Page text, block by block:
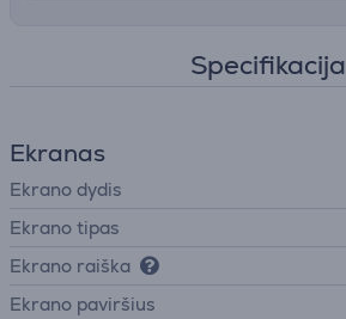
Specifikacija
Ekranas
Ekrano dydis
Ekrano tipas
Ekrano raiška
Ekrano paviršius